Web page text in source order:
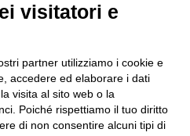
SELVATICA CL.75
visitatori e
partner utilizziamo i cookie e
accedere ed elaborare i dati
visita al sito web o la
Poiché rispettiamo il tuo diritto
di non consentire alcuni tipi di